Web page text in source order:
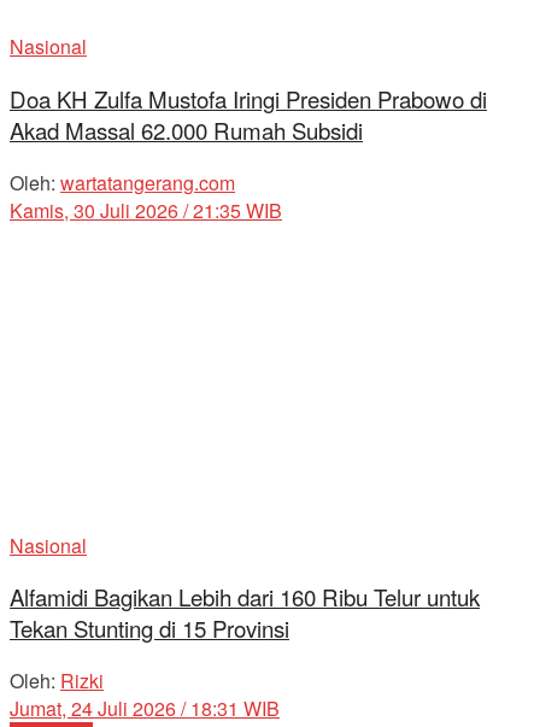
Nasional
Doa KH Zulfa Mustofa Iringi Presiden Prabowo di
Akad Massal 62.000 Rumah Subsidi
Oleh: wartatangerang.com
Kamis, 30 Juli 2026 / 21:35 WIB
Nasional
Alfamidi Bagikan Lebih dari 160 Ribu Telur untuk
Tekan Stunting di 15 Provinsi
Oleh: Rizki
Jumat, 24 Juli 2026 / 18:31 WIB